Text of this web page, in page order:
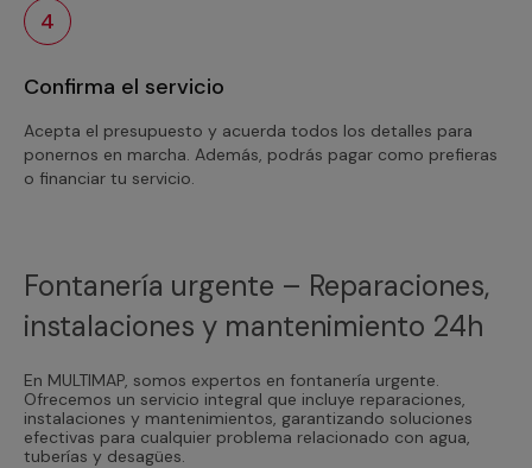
4
Confirma el servicio
Acepta el presupuesto y acuerda todos los detalles para
ponernos en marcha. Además, podrás pagar como prefieras
o financiar tu servicio.
Fontanería urgente – Reparaciones,
instalaciones y mantenimiento 24h
En MULTIMAP, somos expertos en fontanería urgente.
Ofrecemos un servicio integral que incluye reparaciones,
instalaciones y mantenimientos, garantizando soluciones
efectivas para cualquier problema relacionado con agua,
tuberías y desagües.